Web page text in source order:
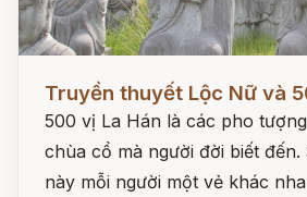
Đọc ngay
Truyền thuyết Lộc Nữ và
500 vị La Hán là các pho
chùa cổ mà người đời biết
này mỗi người một vẻ khác